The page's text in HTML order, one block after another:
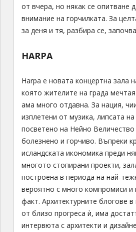
от вчера, но някак се опитване
внимание на горчилката. За
за деня и тя, разбира се,
HARPA
Harpa е новата концертна зала
която жителите на града
ама много отдавна. За нация,
изплетени от музика, липсата
посветено на Нейно
болезнено и горчиво. Въпреки
исландската икономика преди
многото стопирани проекти,
построена в периода на най-
вероятно с много компромиси и
факт. Архитектурните блогове
от близо прогреса ѝ, има
интервюта с архитекти и